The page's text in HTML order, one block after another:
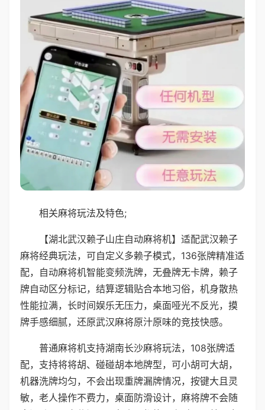
相关麻将玩法及特色;
【湖北武汉赖子山庄自动麻将机】适配武汉赖子
麻将经典玩法，可自定义多赖子模式，136张牌精准适
配，自动麻将机智能变频洗牌，无叠牌无卡牌，赖子
牌自动区分标记，结算逻辑贴合本地习俗，机身散热
性能拉满，长时间娱乐无压力，桌面哑光不反光，摸
牌手感细腻，还原武汉麻将原汁原味的竞技快感。
普通麻将机支持湖南长沙麻将玩法，108张牌适
配，支持将将胡、碰碰胡本地牌型，可小胡可大胡，
机器洗牌均匀，不会出现重牌漏牌情况，按键大且灵
敏，老人操作不费力，桌面防滑设计，麻将牌不会随